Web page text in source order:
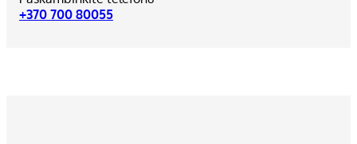
+370 700 80055